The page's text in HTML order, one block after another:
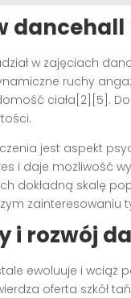
w zajęciach
ruchy
ciała[2][5].
jest aspekt
i daje możliwość
dokładną skalę
zainteresowaniu
i rozwój
ewoluuje i wciąż
oferta szkół